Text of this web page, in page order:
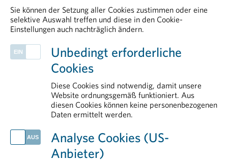
Arzneimittelzulassung
Public Affairs und Market Access
Mitgliedsunternehmen
Politik
Plasmaproteine
Rauchstopp als starker Hebel für Gesundheit und Versorgung
Sie können der Setzung aller Cookies zustimmen oder eine
selektive Auswahl treffen und diese in den Cookie-
Einstellungen auch nachträglich ändern.
Unbedingt erforderliche
Cookies
Diese Cookies sind notwendig, damit unsere
Website ordnungsgemäß funktioniert. Aus
diesen Cookies können keine personenbezogenen
Daten ermittelt werden.
Analyse Cookies (US-
Anbieter)